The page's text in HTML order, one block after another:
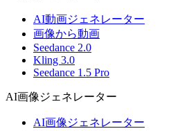
AI動画ジェネレーター
画像から動画
Seedance 2.0
Kling 3.0
Seedance 1.5 Pro
AI画像ジェネレーター
AI画像ジェネレーター